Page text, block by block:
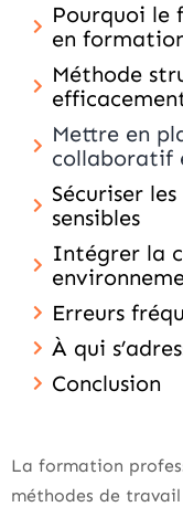
Pourquoi le
en
Méthode
Mettre en
collaboratif
Sécuriser
sensibles
Intégrer la
Erreurs
À qui
Conclusion
La formation
méthodes de